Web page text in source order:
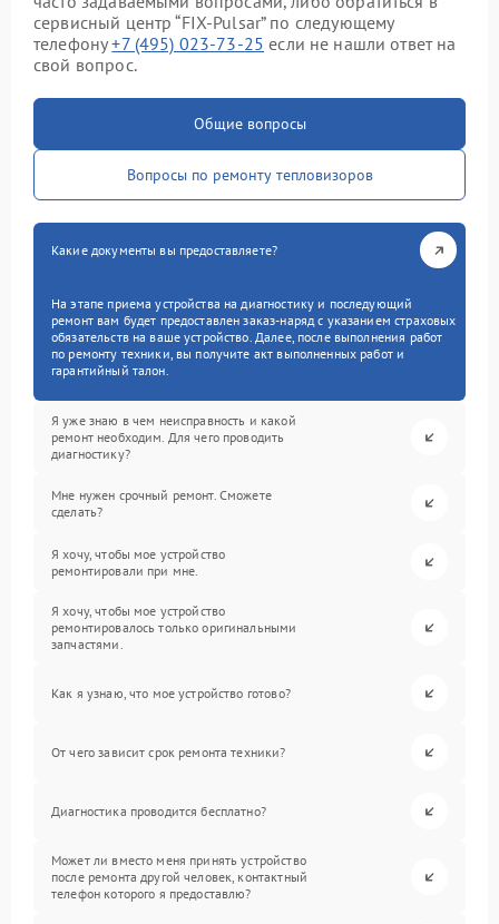
сервисный центр “FIX-Pulsar” по следующему
телефону+7 (495) 023-73-25 если не нашли ответ на
свой вопрос.
Общие вопросы
Вопросы по ремонту тепловизоров
Какие документы вы предоставляете?
На этапе приема устройства на диагностику и последующий
ремонт вам будет предоставлен заказ-наряд с указанием страховых
обязательств на ваше устройство. Далее, после выполнения работ
по ремонту техники, вы получите акт выполненных работ и
гарантийный талон.
Я уже знаю в чем неисправность и какой
ремонт необходим. Для чего проводить
диагностику?
Мне нужен срочный ремонт. Сможете
сделать?
Я хочу, чтобы мое устройство
ремонтировали при мне.
Я хочу, чтобы мое устройство
ремонтировалось только оригинальными
запчастями.
Как я узнаю, что мое устройство готово?
От чего зависит срок ремонта техники?
Диагностика проводится бесплатно?
Может ли вместо меня принять устройство
после ремонта другой человек, контактный
телефон которого я предоставлю?